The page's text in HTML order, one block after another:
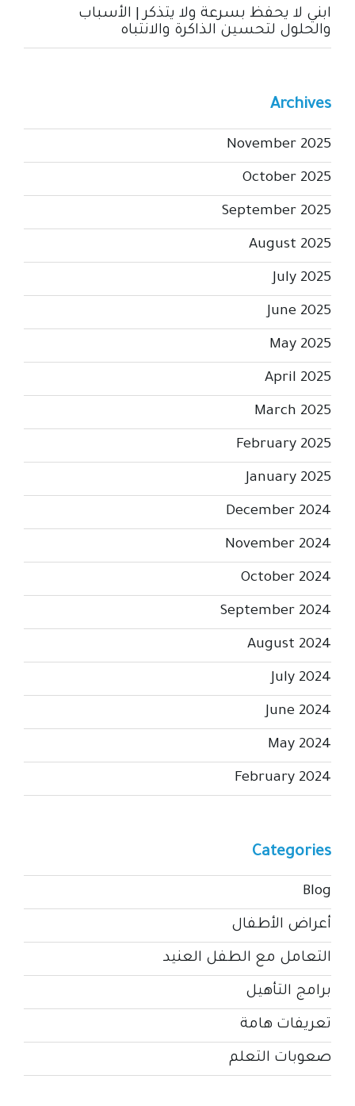
ابني لا يحفظ بسرعة ولا يتذكر | الأسباب
والحلول لتحسين الذاكرة والانتباه
Archives
November 2025
October 2025
September 2025
August 2025
July 2025
June 2025
May 2025
April 2025
March 2025
February 2025
January 2025
December 2024
November 2024
October 2024
September 2024
August 2024
July 2024
June 2024
May 2024
February 2024
Categories
Blog
أعراض الأطفال
التعامل مع الطفل العنيد
برامج التأهيل
تعريفات هامة
صعوبات التعلم